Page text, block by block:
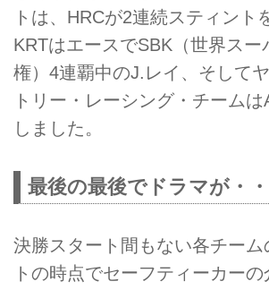
トは、HRCが2連続スティント
KRTはエースでSBK（世界スー
権）4連覇中のJ.レイ、そして
トリー・レーシング・チーム
しました。
最後の最後でドラマが・
決勝スタート間もない各チーム
トの時点でセーフティーカー